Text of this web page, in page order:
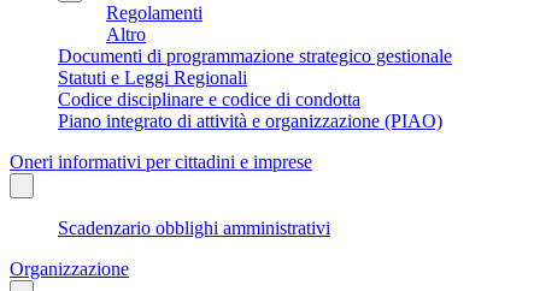
Regolamenti
Altro
Documenti di programmazione strategico gestionale
Statuti e Leggi Regionali
Codice disciplinare e codice di condotta
Piano integrato di attività e organizzazione (PIAO)
Oneri informativi per cittadini e imprese
Scadenzario obblighi amministrativi
Organizzazione